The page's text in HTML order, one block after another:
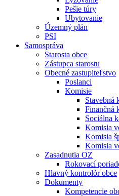
Pešie túry
Ubytovanie
Územný plán
PSI
Samospráva
Starosta obce
Zástupca starostu
Obecné zastupiteľstvo
Poslanci
Komisie
Stavebná
Finančná
Sociálna
Komisia
Komisia
Komisia
Zasadnutia OZ
Rokovací
Hlavný kontrolór obce
Dokumenty
Kompetencie